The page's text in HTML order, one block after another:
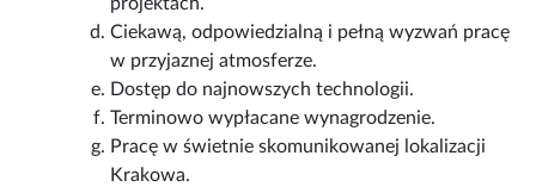
Ciekawą, odpowiedzialną i pełną wyzwań pracę
w przyjaznej atmosferze.
Dostęp do najnowszych technologii.
Terminowo wypłacane wynagrodzenie.
Pracę w świetnie skomunikowanej lokalizacji
Krakowa.